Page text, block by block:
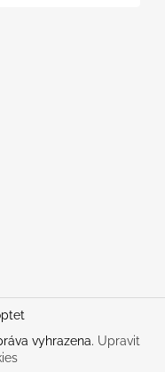
vyhrazena. Upravit